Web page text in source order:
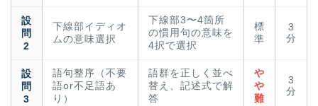
設
問
2
下線部イディオ
ムの意味選択
下線部3〜4箇所
の慣用句の意味を
4択で選択
標
準
3
分
設
問
3
語句整序（不要
語or不足語あ
り）
語群を正しく並べ
替え、記述式で解
答
や
や
難
3
分